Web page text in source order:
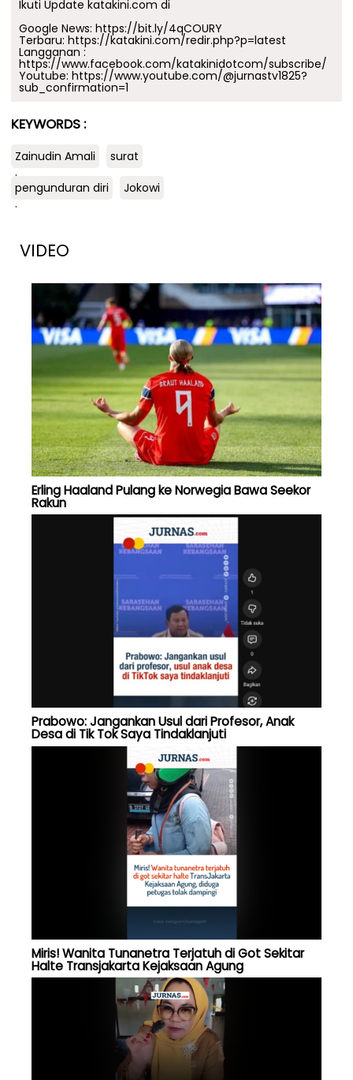
Ikuti Update katakini.com di
Google News: https://bit.ly/4qCOURY
Terbaru: https://katakini.com/redir.php?p=latest
Langganan :
https://www.facebook.com/katakinidotcom/subscribe/
Youtube: https://www.youtube.com/@jurnastv1825?
sub_confirmation=1
KEYWORDS :
Zainudin Amali
surat
.
pengunduran diri
Jokowi
.
VIDEO
Erling Haaland Pulang ke Norwegia Bawa Seekor
Rakun
Prabowo: Jangankan Usul dari Profesor, Anak
Desa di Tik Tok Saya Tindaklanjuti
Miris! Wanita Tunanetra Terjatuh di Got Sekitar
Halte Transjakarta Kejaksaan Agung